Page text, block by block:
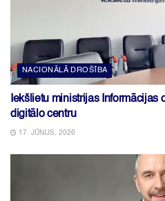
NACIONĀLĀ DROŠĪBA
Iekšlietu ministrijas Informācijas
digitālo centru
17. JŪNIJS, 2026